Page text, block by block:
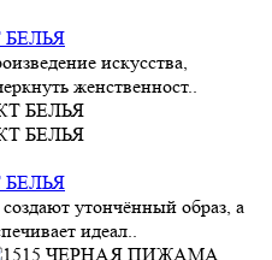
искусства,
женственност..
утончённый образ, а
идеал..